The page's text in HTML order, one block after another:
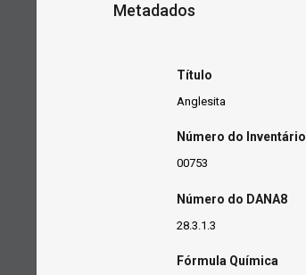
Metadados
Título
Anglesita
Número do Inventário
00753
Número do DANA8
28.3.1.3
Fórmula Química